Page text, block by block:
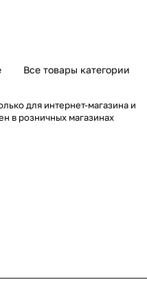
Все товары категории
для интернет-магазина и
в розничных магазинах